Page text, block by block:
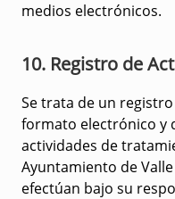
medios electrónicos.
10. Registro de
Se trata de un
formato electrónico y
actividades de
Ayuntamiento de
efectúan bajo su